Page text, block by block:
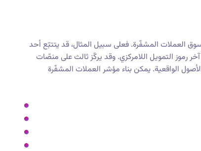
العملات المشفّرة. فعلى سبيل المثال، قد يتتبّع أحد
رموز التمويل اللامركزي. وقد يركّز ثالث على منصّات
الواقعية. يمكن بناء مؤشر العملات المشفّرة